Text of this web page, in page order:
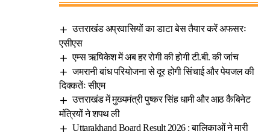
उत्तराखंड अप्रवासियों का डाटा बेस तैयार करें अफसरः
एसीएस
एम्स ऋषिकेश में अब हर रोगी की होगी टी.बी. की जांच
जमरानी बांध परियोजना से दूर होगी सिंचाई और पेयजल की
दिक्कतेंः सीएम
उत्तराखंड में मुख्यमंत्री पुष्कर सिंह धामी और आठ कैबिनेट
मंत्रियों ने शपथ ली
Uttarakhand Board Result 2026 : बालिकाओं ने मारी